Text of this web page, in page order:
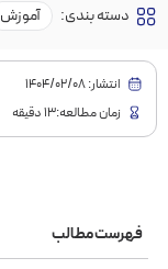
دسته بندی:
آموزش
انتشار:1404/02/08
زمان مطالعه:13 دقیقه
فهرست مطالب